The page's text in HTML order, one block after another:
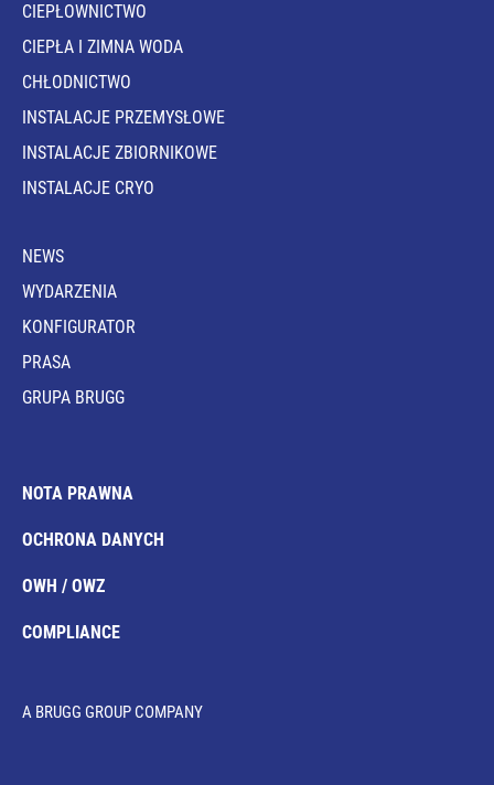
CIEPŁOWNICTWO
CIEPŁA I ZIMNA WODA
CHŁODNICTWO
INSTALACJE PRZEMYSŁOWE
INSTALACJE ZBIORNIKOWE
INSTALACJE CRYO
NEWS
WYDARZENIA
KONFIGURATOR
PRASA
GRUPA BRUGG
NOTA PRAWNA
OCHRONA DANYCH
OWH / OWZ
COMPLIANCE
A BRUGG GROUP COMPANY